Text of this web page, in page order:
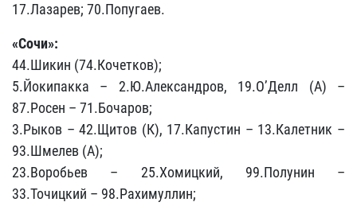
17.Лазарев; 70.Попугаев.
«Сочи»:
44.Шикин (74.Кочетков);
5.Йокипакка – 2.Ю.Александров, 19.О’Делл (А) –
87.Росен – 71.Бочаров;
3.Рыков – 42.Щитов (К), 17.Капустин – 13.Калетник –
93.Шмелев (А);
23.Воробьев – 25.Хомицкий, 99.Полунин –
33.Точицкий – 98.Рахимуллин;